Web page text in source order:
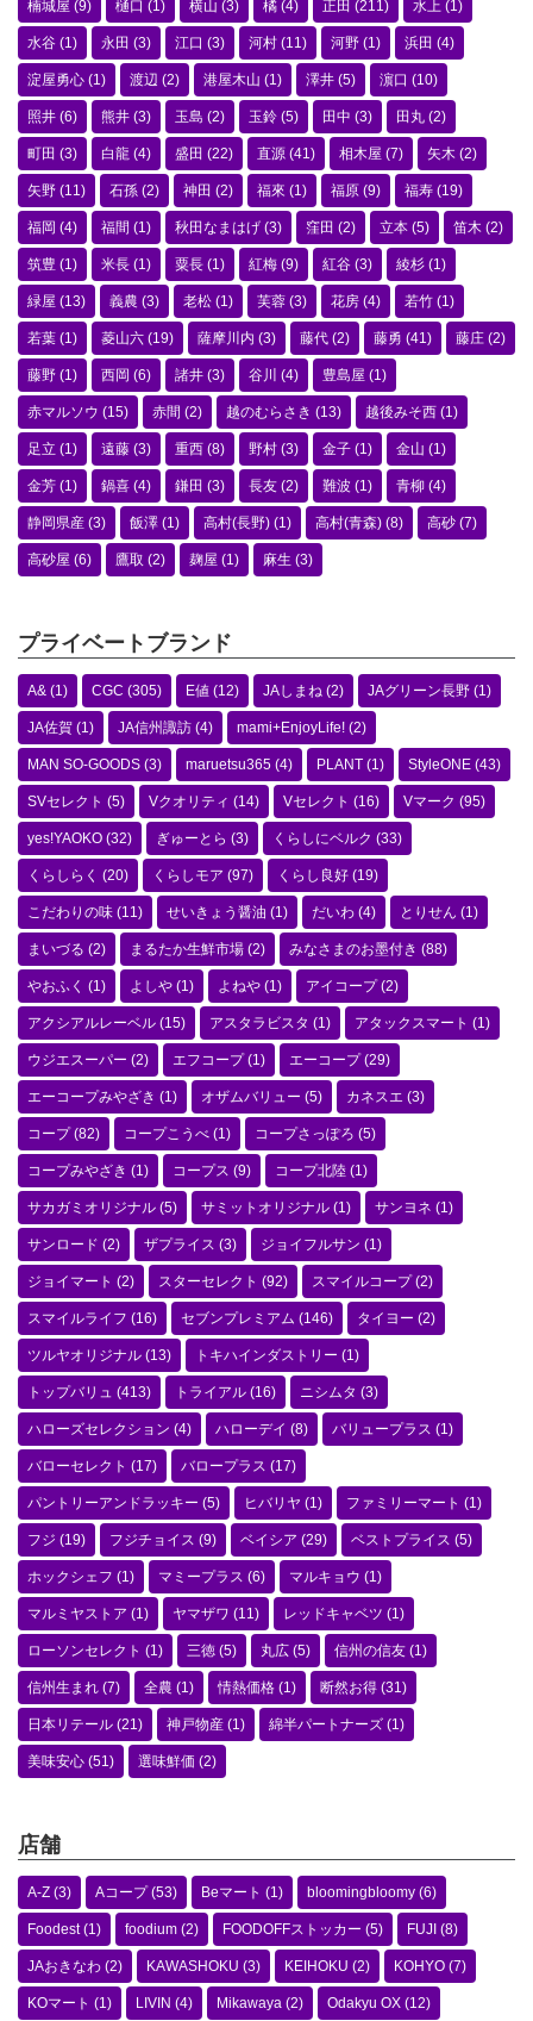
楠城屋 (9) 樋口 (1) 横山 (3) 橘 (4) 正田 (211) 水上 (1)
水谷 (1) 永田 (3) 江口 (3) 河村 (11) 河野 (1) 浜田 (4)
淀屋勇心 (1) 渡辺 (2) 港屋木山 (1) 澤井 (5) 濵口 (10)
照井 (6) 熊井 (3) 玉島 (2) 玉鈴 (5) 田中 (3) 田丸 (2)
町田 (3) 白龍 (4) 盛田 (22) 直源 (41) 相木屋 (7) 矢木 (2)
矢野 (11) 石孫 (2) 神田 (2) 福來 (1) 福原 (9) 福寿 (19)
福岡 (4) 福間 (1) 秋田なまはげ (3) 窪田 (2) 立本 (5) 笛木 (2)
筑豊 (1) 米長 (1) 粟長 (1) 紅梅 (9) 紅谷 (3) 綾杉 (1)
緑屋 (13) 義農 (3) 老松 (1) 芙蓉 (3) 花房 (4) 若竹 (1)
若葉 (1) 菱山六 (19) 薩摩川内 (3) 藤代 (2) 藤勇 (41) 藤庄 (2)
藤野 (1) 西岡 (6) 諸井 (3) 谷川 (4) 豊島屋 (1)
赤マルソウ (15) 赤間 (2) 越のむらさき (13) 越後みそ西 (1)
足立 (1) 遠藤 (3) 重西 (8) 野村 (3) 金子 (1) 金山 (1)
金芳 (1) 鍋喜 (4) 鎌田 (3) 長友 (2) 難波 (1) 青柳 (4)
静岡県産 (3) 飯澤 (1) 高村(長野) (1) 高村(青森) (8) 高砂 (7)
高砂屋 (6) 鷹取 (2) 麹屋 (1) 麻生 (3)
プライベートブランド
A& (1) CGC (305) E値 (12) JAしまね (2) JAグリーン長野 (1)
JA佐賀 (1) JA信州諏訪 (4) mami+EnjoyLife! (2)
MAN SO-GOODS (3) maruetsu365 (4) PLANT (1) StyleONE (43)
SVセレクト (5) Vクオリティ (14) Vセレクト (16) Vマーク (95)
yes!YAOKO (32) ぎゅーとら (3) くらしにベルク (33)
くらしらく (20) くらしモア (97) くらし良好 (19)
こだわりの味 (11) せいきょう醤油 (1) だいわ (4) とりせん (1)
まいづる (2) まるたか生鮮市場 (2) みなさまのお墨付き (88)
やおふく (1) よしや (1) よねや (1) アイコープ(2)
アクシアルレーベル (15) アスタラビスタ (1) アタックスマート (1)
ウジエスーパー (2) エフコープ(1) エーコープ(29)
エーコープみやざき (1) オザムバリュー (5) カネスエ (3)
コープ(82) コープこうべ (1) コープさっぽろ (5)
コープみやざき (1) コープス (9) コープ北陸 (1)
サカガミオリジナル (5) サミットオリジナル (1) サンヨネ (1)
サンロード (2) ザプライス (3) ジョイフルサン (1)
ジョイマート (2) スターセレクト (92) スマイルコープ(2)
スマイルライフ (16) セブンプレミアム (146) タイヨー (2)
ツルヤオリジナル (13) トキハインダストリー (1)
トップバリュ (413) トライアル (16) ニシムタ (3)
ハローズセレクション (4) ハローデイ (8) バリュープラス (1)
バローセレクト (17) バロープラス (17)
パントリーアンドラッキー (5) ヒバリヤ (1) ファミリーマート (1)
フジ (19) フジチョイス (9) ベイシア (29) ベストプライス (5)
ホックシェフ (1) マミープラス (6) マルキョウ (1)
マルミヤストア (1) ヤマザワ (11) レッドキャベツ (1)
ローソンセレクト (1) 三徳 (5) 丸広 (5) 信州の信友 (1)
信州生まれ (7) 全農 (1) 情熱価格 (1) 断然お得 (31)
日本リテール (21) 神戸物産 (1) 綿半パートナーズ (1)
美味安心 (51) 選味鮮価 (2)
店舗
A-Z (3) Aコープ(53) Beマート (1) bloomingbloomy (6)
Foodest(1) foodium (2) FOODOFFストッカー (5) FUJI (8)
JAおきなわ (2) KAWASHOKU (3) KEIHOKU (2) KOHYO (7)
KOマート (1) LIVIN (4) Mikawaya (2) Odakyu OX (12)